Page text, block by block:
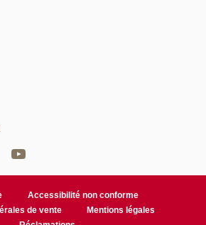
Accessibilité non conforme
de vente
Mentions légales